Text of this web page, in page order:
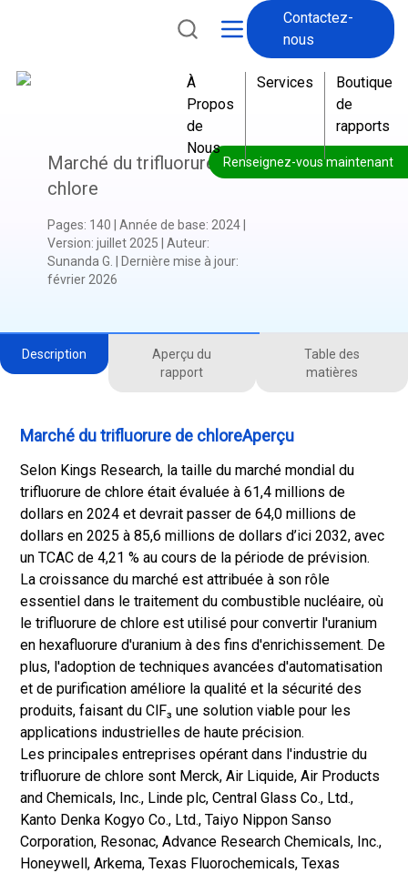
Contactez-
nous
À
Propos
de
Nous
Services
Boutique
de
rapports
Renseignez-vous maintenant
Marché du trifluorure de
chlore
Pages: 140 Année de base: 2024
Version: juillet 2025 Auteur:
Sunanda G.
Dernière mise à jour:
février 2026
Description
Aperçu du
rapport
Table des
matières
Marché du trifluorure de chloreAperçu
Selon Kings Research, la taille du marché mondial du
trifluorure de chlore était évaluée à 61,4 millions de
dollars en 2024 et devrait passer de 64,0 millions de
dollars en 2025 à 85,6 millions de dollars d’ici 2032, avec
un TCAC de 4,21 % au cours de la période de prévision.
La croissance du marché est attribuée à son rôle
essentiel dans le traitement du combustible nucléaire, où
le trifluorure de chlore est utilisé pour convertir l'uranium
en hexafluorure d'uranium à des fins d'enrichissement. De
plus, l'adoption de techniques avancées d'automatisation
et de purification améliore la qualité et la sécurité des
produits, faisant du ClF₃ une solution viable pour les
applications industrielles de haute précision.
Les principales entreprises opérant dans l'industrie du
trifluorure de chlore sont Merck, Air Liquide, Air Products
and Chemicals, Inc., Linde plc, Central Glass Co., Ltd.,
Kanto Denka Kogyo Co., Ltd., Taiyo Nippon Sanso
Corporation, Resonac, Advance Research Chemicals, Inc.,
Honeywell, Arkema, Texas Fluorochemicals, Texas